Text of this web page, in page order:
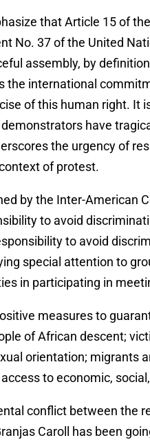
that Article 15 of
No. 37 of the United
assembly, by
the international
of this human right. It
have
the urgency of
of protest.
by the Inter-American
to avoid
to avoid
special attention to
in participating in
measures to
of African descent;
orientation; migrants
to economic,
conflict between the
Caroll has been